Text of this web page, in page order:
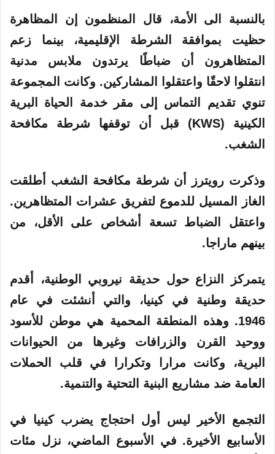
بالنسبة الى الأمة، قال المنظمون إن المظاهرة
حظيت بموافقة الشرطة الإقليمية، بينما زعم
المتظاهرون أن ضباطًا يرتدون ملابس مدنية
انتقلوا لاحقًا واعتقلوا المشاركين. وكانت المجموعة
تنوي تقديم التماس إلى مقر خدمة الحياة البرية
الكينية (KWS) قبل أن توقفها شرطة مكافحة
الشغب.
وذكرت رويترز أن شرطة مكافحة الشغب أطلقت
الغاز المسيل للدموع لتفريق عشرات المتظاهرين.
واعتقل الضباط تسعة أشخاص على الأقل، من
بينهم ماراجا.
يتمركز النزاع حول حديقة نيروبي الوطنية، أقدم
حديقة وطنية في كينيا، والتي أنشئت في عام
1946. وهذه المنطقة المحمية هي موطن للأسود
ووحيد القرن والزرافات وغيرها من الحيوانات
البرية، وكانت مرارا وتكرارا في قلب الحملات
العامة ضد مشاريع البنية التحتية والتنمية.
التجمع الأخير ليس أول احتجاج يضرب كينيا في
الأسابيع الأخيرة. في الأسبوع الماضي، نزل مئات